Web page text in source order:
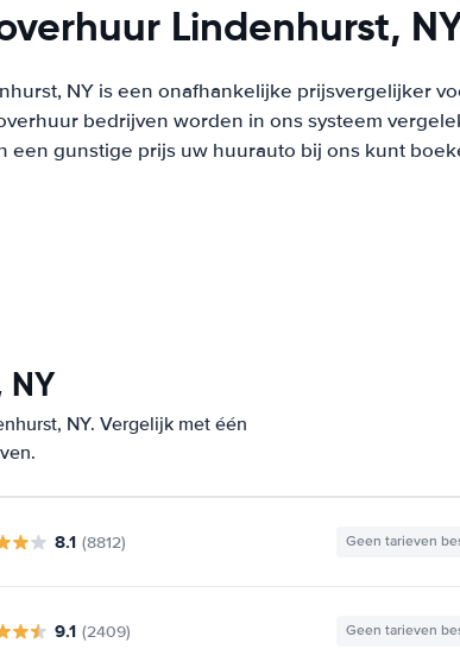
Lindenhurst,
NY is een onafhankelijke prijsvergelijker
bedrijven worden in ons systeem
een gunstige prijs uw huurauto bij ons kunt
NY. Vergelijk met één
8.1 (8812) Geen tarieven
9.1 (2409) Geen tarieven